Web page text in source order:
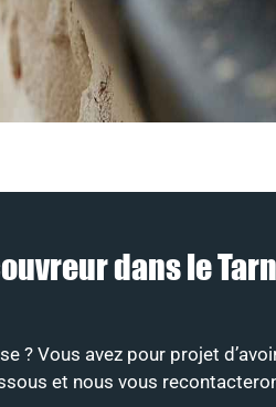
dans le
? Vous avez pour projet
et nous vous